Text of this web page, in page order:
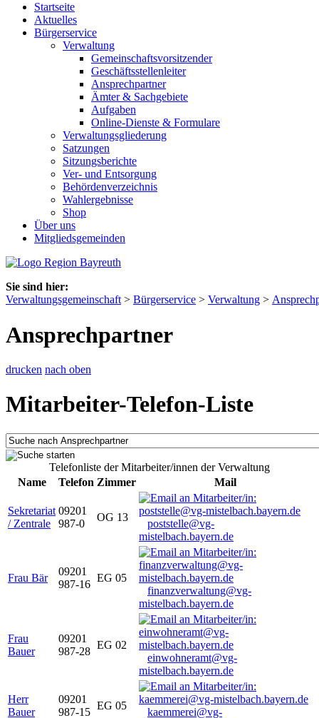
Startseite
Aktuelles
Bürgerservice
Verwaltung
Gemeinschaftsvorsitzender
Geschäftsstellenleiter
Ansprechpartner
Ämter & Sachgebiete
Aufgaben
Online-Dienste & Formulare
Verwaltungsgliederung
Satzungen
Sitzungsberichte
Ver- und Entsorgung
Behördenverzeichnis
Wahlergebnisse
Shop
Über uns
Mitgliedsgemeinden
Sie sind hier:
Verwaltungsgemeinschaft > Bürgerservice > Verwaltung >
Ansprechpartner
drucken nach oben
Mitarbeiter-Telefon-Liste
Telefonliste der Mitarbeiter/innen der Verwaltung
Name
Telefon Zimmer Mail
Sekretariat
/ Zentrale
09201
987-0
OG 13
poststelle@vg-
mistelbach.bayern.de
Frau Bär
09201
987-16
EG 05
finanzverwaltung@vg-
mistelbach.bayern.de
Frau
Bauer
09201
987-28
EG 02
einwohneramt@vg-
mistelbach.bayern.de
Herr
Bauer
09201
987-15
EG 05
kaemmerei@vg-